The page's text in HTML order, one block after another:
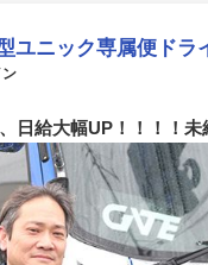
ユニック専属便ドラ
日給大幅UP！！！！未